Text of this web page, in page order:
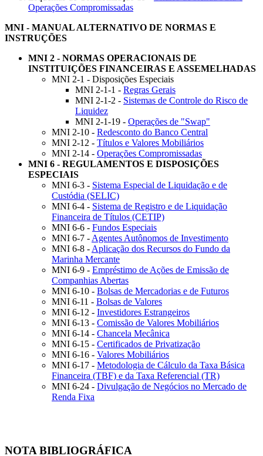
Operações Compromissadas
MNI - MANUAL ALTERNATIVO DE NORMAS E
INSTRUÇÕES
MNI 2 - NORMAS OPERACIONAIS DE
INSTITUIÇÕES FINANCEIRAS E ASSEMELHADAS
MNI 2-1 - Disposições Especiais
MNI 2-1-1 - Regras Gerais
MNI 2-1-2 - Sistemas de Controle do Risco de
Liquidez
MNI 2-1-19 - Operações de "Swap"
MNI 2-10 - Redesconto do Banco Central
MNI 2-12 - Títulos e Valores Mobiliários
MNI 2-14 - Operações Compromissadas
MNI 6 - REGULAMENTOS E DISPOSIÇÕES
ESPECIAIS
MNI 6-3 - Sistema Especial de Liquidação e de
Custódia (SELIC)
MNI 6-4 - Sistema de Registro e de Liquidação
Financeira de Títulos (CETIP)
MNI 6-6 - Fundos Especiais
MNI 6-7 - Agentes Autônomos de Investimento
MNI 6-8 - Aplicação dos Recursos do Fundo da
Marinha Mercante
MNI 6-9 - Empréstimo de Ações de Emissão de
Companhias Abertas
MNI 6-10 - Bolsas de Mercadorias e de Futuros
MNI 6-11 - Bolsas de Valores
MNI 6-12 - Investidores Estrangeiros
MNI 6-13 - Comissão de Valores Mobiliários
MNI 6-14 - Chancela Mecânica
MNI 6-15 - Certificados de Privatização
MNI 6-16 - Valores Mobiliários
MNI 6-17 - Metodologia de Cálculo da Taxa Básica
Financeira (TBF) e da Taxa Referencial (TR)
MNI 6-24 - Divulgação de Negócios no Mercado de
Renda Fixa
NOTA BIBLIOGRÁFICA